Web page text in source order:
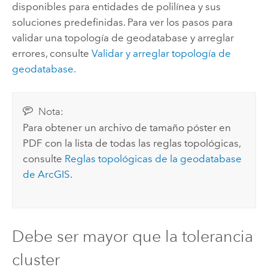
disponibles para entidades de polilínea y sus
soluciones predefinidas. Para ver los pasos para
validar una topología de geodatabase y arreglar
errores, consulte Validar y arreglar topología de
geodatabase.
Nota:
Para obtener un archivo de tamaño póster en
PDF con la lista de todas las reglas topológicas,
consulte Reglas topológicas de la geodatabase
de ArcGIS.
Debe ser mayor que la tolerancia
cluster